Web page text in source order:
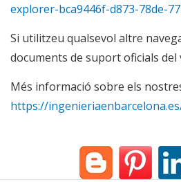
explorer-bca9446f-d873-78de-
Si utilitzeu qualsevol altre
documents de suport oficials
Més informació sobre els
https://